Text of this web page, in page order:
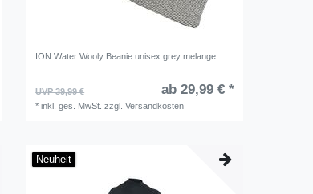
ION Water Wooly Beanie unisex grey melange
UVP 39,99 € ab 29,99 € *
*inkl. ges. MwSt. zzgl.Versandkosten
Neuheit